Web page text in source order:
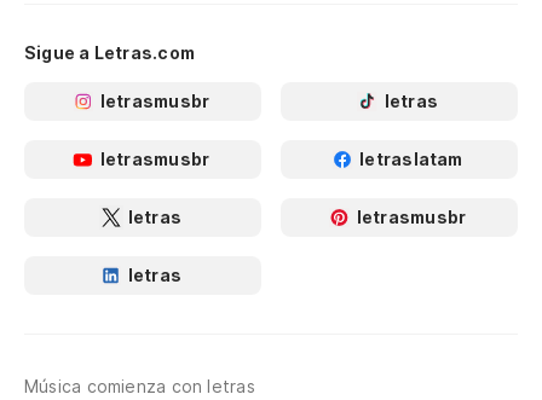
Sigue a Letras.com
letrasmusbr letras
letrasmusbr letraslatam
letras letrasmusbr
letras
Música comienza con letras